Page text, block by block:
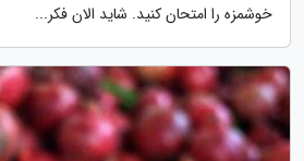
خوشمزه را امتحان کنید. شاید الان فکر...